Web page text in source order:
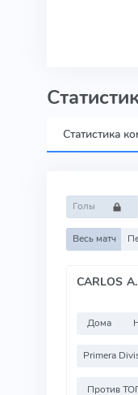
Статистика
Голы
Весь матч
CARLOS
Дома
Primera
Против